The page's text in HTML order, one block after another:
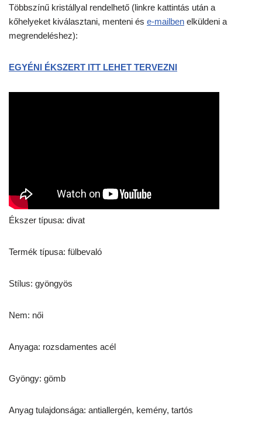
Többszínű kristállyal rendelhető (linkre kattintás után a
kőhelyeket kiválasztani, menteni és e-mailben elküldeni a
megrendeléshez):
EGYÉNI ÉKSZERT ITT LEHET TERVEZNI
Ékszer típusa: divat
Termék típusa: fülbevaló
Stílus: gyöngyös
Nem: női
Anyaga: rozsdamentes acél
Gyöngy: gömb
Anyag tulajdonsága: antiallergén, kemény, tartós